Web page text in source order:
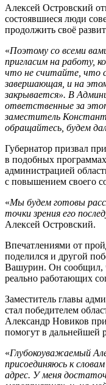
Алексей Островский
состоявшиеся люди
продолжить своё
«Поэтому со всеми
пригласим на работу,
что не считайте, что
завершающая, и на
закрывается». В
ответственные за
заместитель
обращайтесь, будем
Губернатор призвал
в подобных
администрацией
с повышением своего
«Мы будем готовы
точки зрения его
Алексей Островский.
Впечатлениями от
поделился и другой
Вашурин. Он сообщил,
реально работающих
Заместитель главы
стал победителем
Александр Новиков
помогут в дальнейшей
«Глубокоуважаемый
присоединяюсь к
адрес. У меня